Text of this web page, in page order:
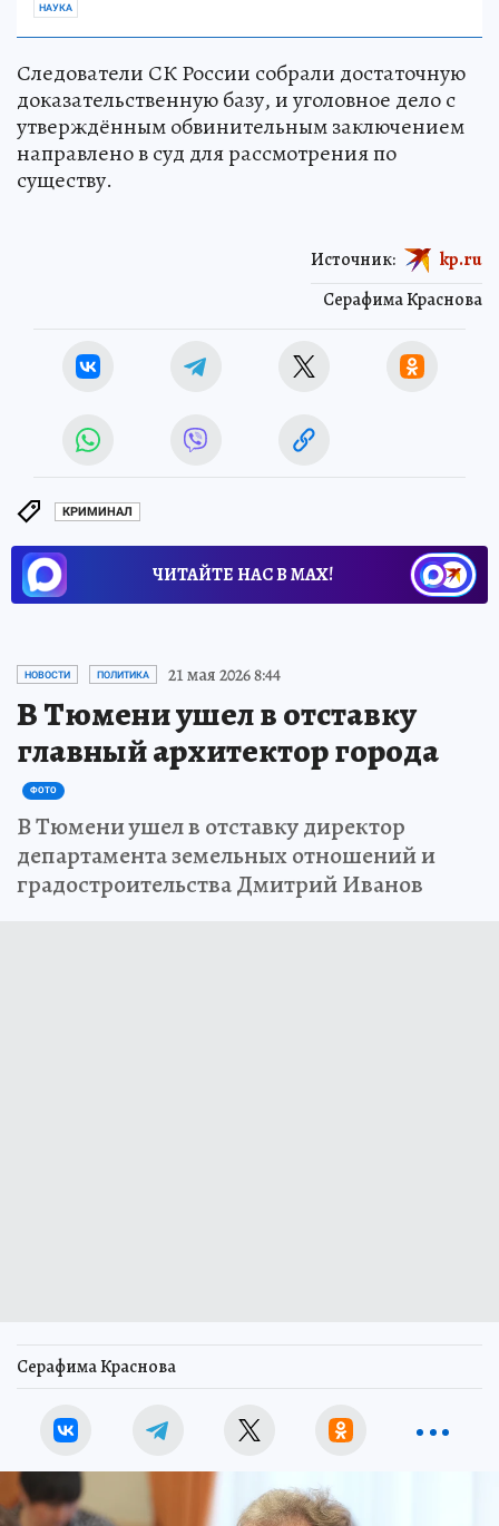
НАУКА
Следователи СК России собрали достаточную
доказательственную базу, и уголовное дело с
утверждённым обвинительным заключением
направлено в суд для рассмотрения по
существу.
Серафима Краснова
Источник: kp.ru
КРИМИНАЛ
ЧИТАЙТЕ НАС В МАХ!
НОВОСТИ ПОЛИТИКА 21 мая 2026 8:44
В Тюмени ушел в отставку
главный архитектор города
ФОТО
В Тюмени ушел в отставку директор
департамента земельных отношений и
градостроительства Дмитрий Иванов
Серафима Краснова